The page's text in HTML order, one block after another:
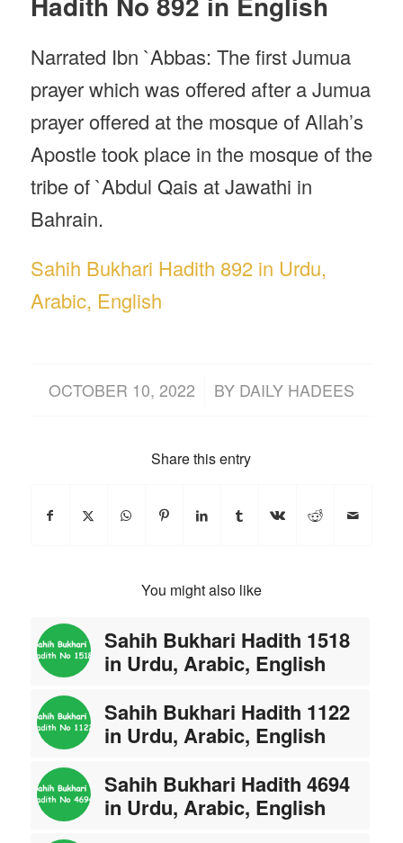
Narrated Ibn `Abbas: The first Jumua
prayer which was offered after a Jumua
prayer offered at the mosque of Allah’s
Apostle took place in the mosque of the
tribe of `Abdul Qais at Jawathi in
Bahrain.
Sahih Bukhari Hadith 892 in Urdu,
Arabic, English
OCTOBER 10, 2022
/ BY DAILY HADEES
Share this entry
You might also like
Sahih Bukhari Hadith 1518
in Urdu, Arabic, English
Sahih Bukhari Hadith 1122
in Urdu, Arabic, English
Sahih Bukhari Hadith 4694
in Urdu, Arabic, English